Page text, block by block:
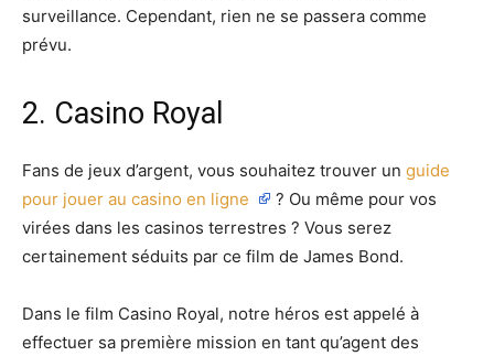
surveillance. Cependant, rien ne se passera comme
prévu.
2. Casino Royal
Fans de jeux d’argent, vous souhaitez trouver un guide
pour jouer au casino en ligne
? Ou même pour vos
virées dans les casinos terrestres ? Vous serez
certainement séduits par ce film de James Bond.
Dans le film Casino Royal, notre héros est appelé à
effectuer sa première mission en tant qu’agent des